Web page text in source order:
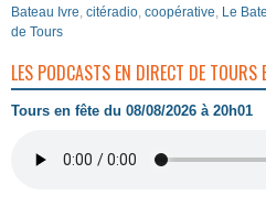
Bateau Ivre, citéradio, coopérative, Le
de Tours
LES PODCASTS EN DIRECT DE TOURS
Tours en fête du 08/08/2026 à 20h01